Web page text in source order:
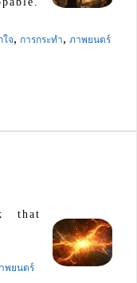
ใจ, การกระทำ, ภาพยนตร์
that
พยนตร์